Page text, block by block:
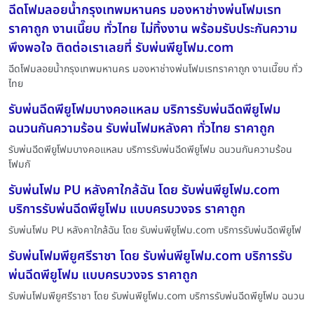
ฉีดโฟมลอยน้ำกรุงเทพมหานคร มองหาช่างพ่นโฟมเรท
ราคาถูก งานเนี๊ยบ ทั่วไทย ไม่ทิ้งงาน พร้อมรับประกันความ
พึงพอใจ ติดต่อเราเลยที่ รับพ่นพียูโฟม.com
ฉีดโฟมลอยน้ำกรุงเทพมหานคร มองหาช่างพ่นโฟมเรทราคาถูก งานเนี๊ยบ ทั่ว
ไทย
รับพ่นฉีดพียูโฟมบางคอแหลม บริการรับพ่นฉีดพียูโฟม
ฉนวนกันความร้อน รับพ่นโฟมหลังคา ทั่วไทย ราคาถูก
รับพ่นฉีดพียูโฟมบางคอแหลม บริการรับพ่นฉีดพียูโฟม ฉนวนกันความร้อน
โฟมกั
รับพ่นโฟม PU หลังคาใกล้ฉัน โดย รับพ่นพียูโฟม.com
บริการรับพ่นฉีดพียูโฟม แบบครบวงจร ราคาถูก
รับพ่นโฟม PU หลังคาใกล้ฉัน โดย รับพ่นพียูโฟม.com บริการรับพ่นฉีดพียูโฟ
รับพ่นโฟมพียูศรีราชา โดย รับพ่นพียูโฟม.com บริการรับ
พ่นฉีดพียูโฟม แบบครบวงจร ราคาถูก
รับพ่นโฟมพียูศรีราชา โดย รับพ่นพียูโฟม.com บริการรับพ่นฉีดพียูโฟม ฉนวน